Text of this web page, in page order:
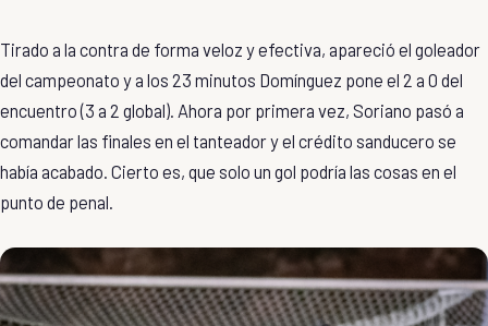
Tirado a la contra de forma veloz y efectiva, apareció el goleador
del campeonato y a los 23 minutos Domínguez pone el 2 a 0 del
encuentro (3 a 2 global). Ahora por primera vez, Soriano pasó a
comandar las finales en el tanteador y el crédito sanducero se
había acabado. Cierto es, que solo un gol podría las cosas en el
punto de penal.